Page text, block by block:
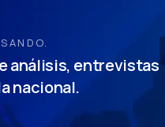
análisis, entrevistas
nacional.